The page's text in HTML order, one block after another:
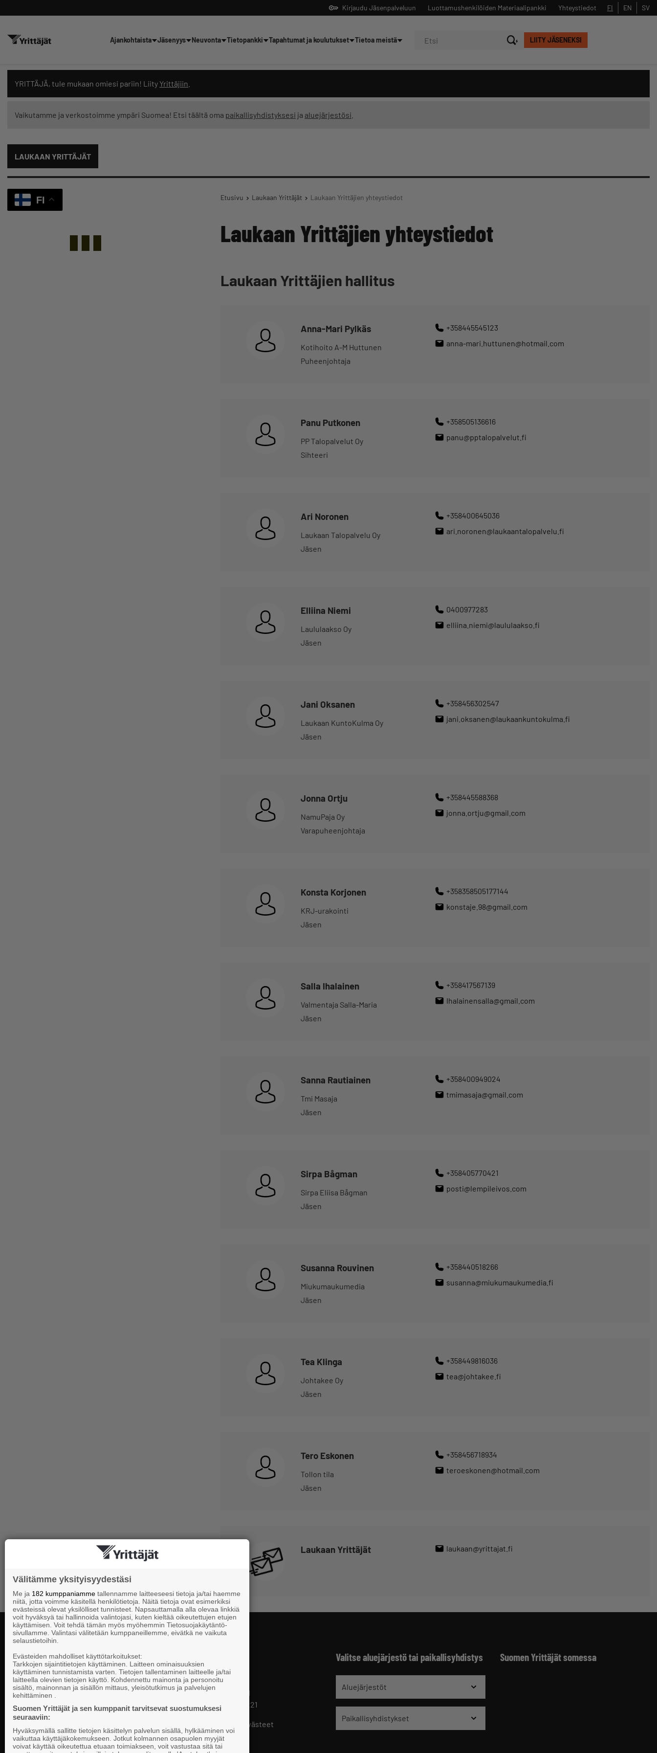
Kirjaudu Jäsenpalveluun Yhteystiedot
Luottamushenkilöiden Materiaalipankki FI EN SV
LIITY JÄSENEKSI
Ajankohtaista Jäsenyys Neuvonta Tietopankki Tapahtumat ja koulutukset Tietoa meistä
YRITTÄJÄ, tule mukaan omiesi pariin! Liity Yrittäjiin
Vaikutamme ja verkostoimme ympäri Suomea! Etsi täältä oma paikallisyhdistyksesi ja aluejärjestösi
LAUKAAN YRITTÄJÄT
FI Etusivu Laukaan Yrittäjät Laukaan Yrittäjien yhteystiedot
Laukaan Yrittäjien yhteystiedot
Laukaan Yrittäjien hallitus
Anna-Mari Pylkäs
Kotihoito A-M Huttunen
Puheenjohtaja
+358445545123
anna-mari.huttunen@hotmail.com
Panu Putkonen
PP Talopalvelut Oy
Sihteeri
+358505136616
panu@pptalopalvelut.fi
Ari Noronen
Laukaan Talopalvelu Oy
Jäsen
+358400645036
ari.noronen@laukaantalopalvelu.fi
Elliina Niemi
Laululaakso Oy
Jäsen
0400977283
elliina.niemi@laululaakso.fi
Jani Oksanen
Laukaan KuntoKulma Oy
Jäsen
+358456302547
jani.oksanen@laukaankuntokulma.fi
Jonna Ortju
NamuPaja Oy
Varapuheenjohtaja
+358445588368
jonna.ortju@gmail.com
Konsta Korjonen
KRJ-urakointi
Jäsen
+358358505177144
konstaje.98@gmail.com
Salla Ihalainen
Valmentaja Salla-Maria
Jäsen
+358417567139
Ihalainensalla@gmail.com
Sanna Rautiainen
Tmi Masaja
Jäsen
+358400949024
tmimasaja@gmail.com
Sirpa Bågman
Sirpa Eliisa Bågman
Jäsen
+358405770421
posti@lempileivos.com
Susanna Rouvinen
Miukumaukumedia
Jäsen
+358440518266
susanna@miukumaukumedia.fi
Tea Klinga
Johtakee Oy
Jäsen
+358449816036
tea@johtakee.fi
Tero Eskonen
Tollon tila
Jäsen
+358456718934
teroeskonen@hotmail.com
Laukaan Yrittäjät laukaan@yrittajat.fi
Valtakunnallista, alueellista ja paikallista
vaikuttamista pk-yrittäjien puolesta.
Suomen Yrittäjät
PL 999, 00101 HELSINKI
Puhelinvaihde 09 229 221
Tietosuojaseloste ja evästeet
Evästeasetukset
Valitse aluejärjestö tai paikallisyhdistys
Aluejärjestöt
Paikallisyhdistykset
Suomen Yrittäjät somessa
Sulje
Hae sivustolta tai kysy suoraan Yrittäjien tekoälyltä
Suodata hakutuloksia: näytä kaikki sisältö
Välitämme yksityisyydestäsi
Me ja 182 kumppaniamme tallennamme laitteeseesi tietoja ja/tai haemme
niitä, jotta voimme käsitellä henkilötietoja. Näitä tietoja ovat esimerkiksi
evästeissä olevat yksilölliset tunnisteet. Napsauttamalla alla olevaa linkkiä
voit hyväksyä tai hallinnoida valintojasi, kuten kieltää oikeutettujen etujen
käyttämisen. Voit tehdä tämän myös myöhemmin Tietosuojakäytäntö-
sivullamme. Valintasi välitetään kumppaneillemme, eivätkä ne vaikuta
selaustietoihin.
Evästeiden mahdolliset käyttötarkoitukset:
Tarkkojen sijaintitietojen käyttäminen. Laitteen ominaisuuksien
käyttäminen tunnistamista varten. Tietojen tallentaminen laitteelle ja/tai
laitteella olevien tietojen käyttö. Kohdennettu mainonta ja personoitu
sisältö, mainonnan ja sisällön mittaus, yleisötutkimus ja palvelujen
kehittäminen .
Suomen Yrittäjät ja sen kumppanit tarvitsevat suostumuksesi
seuraaviin:
Hyväksymällä sallitte tietojen käsittelyn palvelun sisällä, hylkääminen voi
vaikuttaa käyttäjäkokemukseen. Jotkut kolmannen osapuolen myyjät
voivat käyttää oikeutettua etuaan toimiakseen, voit vastustaa sitä tai